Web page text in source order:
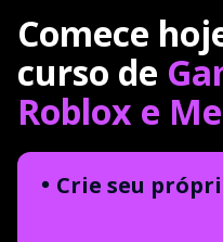
Comece
curso de
Roblox e
Crie seu